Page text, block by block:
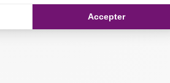
Accepter
Colissimo